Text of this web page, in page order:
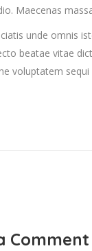
Maecenas
unde omnis
beatae vitae
voluptatem
Comment